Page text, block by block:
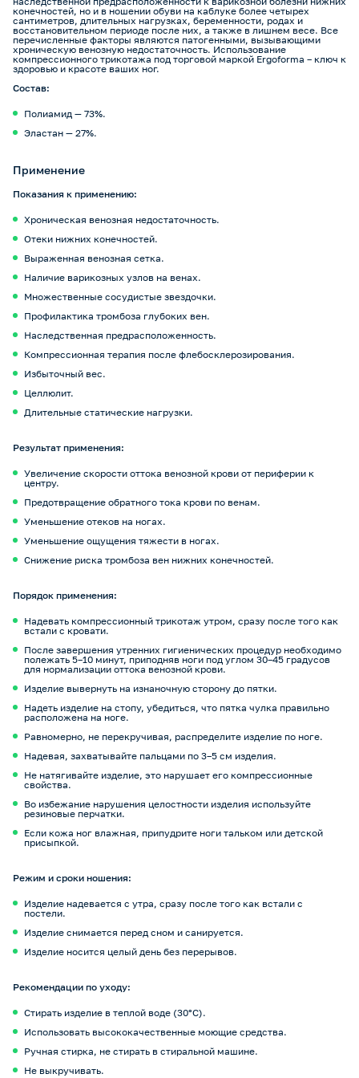
конечностей, но и в ношении обуви на каблуке более четырех
сантиметров, длительных нагрузках, беременности, родах и
восстановительном периоде после них, а также в лишнем весе. Все
перечисленные факторы являются патогенными, вызывающими
хроническую венозную недостаточность. Использование
компрессионного трикотажа под торговой маркой Ergoforma – ключ к
здоровью и красоте ваших ног.
Состав:
Полиамид — 73%.
Эластан — 27%.
Применение
Показания к применению:
Хроническая венозная недостаточность.
Отеки нижних конечностей.
Выраженная венозная сетка.
Наличие варикозных узлов на венах.
Множественные сосудистые звездочки.
Профилактика тромбоза глубоких вен.
Наследственная предрасположенность.
Компрессионная терапия после флебосклерозирования.
Избыточный вес.
Целлюлит.
Длительные статические нагрузки.
Результат применения:
Увеличение скорости оттока венозной крови от периферии к
центру.
Предотвращение обратного тока крови по венам.
Уменьшение отеков на ногах.
Уменьшение ощущения тяжести в ногах.
Снижение риска тромбоза вен нижних конечностей.
Порядок применения:
Надевать компрессионный трикотаж утром, сразу после того как
встали с кровати.
После завершения утренних гигиенических процедур необходимо
полежать 5–10 минут, приподняв ноги под углом 30–45 градусов
для нормализации оттока венозной крови.
Изделие вывернуть на изнаночную сторону до пятки.
Надеть изделие на стопу, убедиться, что пятка чулка правильно
расположена на ноге.
Равномерно, не перекручивая, распределите изделие по ноге.
Надевая, захватывайте пальцами по 3–5 см изделия.
Не натягивайте изделие, это нарушает его компрессионные
свойства.
Во избежание нарушения целостности изделия используйте
резиновые перчатки.
Если кожа ног влажная, припудрите ноги тальком или детской
присыпкой.
Режим и сроки ношения:
Изделие надевается с утра, сразу после того как встали с
постели.
Изделие снимается перед сном и санируется.
Изделие носится целый день без перерывов.
Рекомендации по уходу:
Стирать изделие в теплой воде (30°С).
Использовать высококачественные моющие средства.
Ручная стирка, не стирать в стиральной машине.
Не выкручивать.